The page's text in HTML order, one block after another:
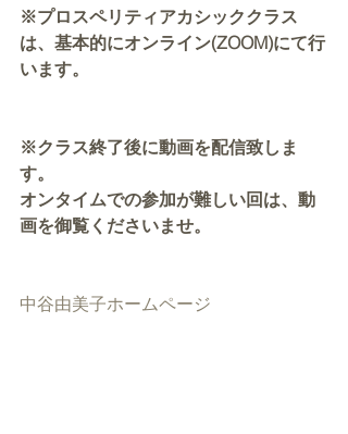
※プロスペリティアカシッククラス
は、基本的にオンライン(ZOOM)にて行
います。
※クラス終了後に動画を配信致しま
す。
オンタイムでの参加が難しい回は、動
画を御覧くださいませ。
中谷由美子ホームページ